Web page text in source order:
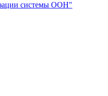
системы ООН"